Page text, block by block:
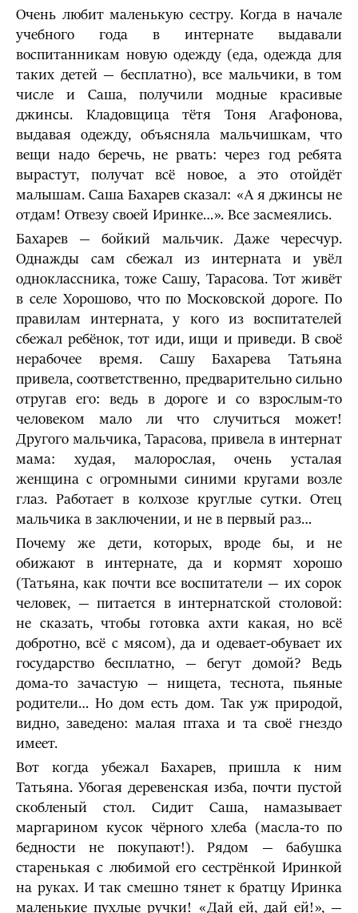
Очень любит маленькую сестру. Когда в начале
учебного года в интернате выдавали
воспитанникам новую одежду (еда, одежда для
таких детей — бесплатно), все мальчики, в том
числе и Саша, получили модные красивые
джинсы. Кладовщица тётя Тоня Агафонова,
выдавая одежду, объясняла мальчишкам, что
вещи надо беречь, не рвать: через год ребята
вырастут, получат всё новое, а это отойдёт
малышам. Саша Бахарев сказал: «А я джинсы не
отдам! Отвезу своей Иринке…». Все засмеялись.
Бахарев — бойкий мальчик. Даже чересчур.
Однажды сам сбежал из интерната и увёл
одноклассника, тоже Сашу, Тарасова. Тот живёт
в селе Хорошово, что по Московской дороге. По
правилам интерната, у кого из воспитателей
сбежал ребёнок, тот иди, ищи и приведи. В своё
нерабочее время. Сашу Бахарева Татьяна
привела, соответственно, предварительно сильно
отругав его: ведь в дороге и со взрослым-то
человеком мало ли что случиться может!
Другого мальчика, Тарасова, привела в интернат
мама: худая, малорослая, очень усталая
женщина с огромными синими кругами возле
глаз. Работает в колхозе круглые сутки. Отец
мальчика в заключении, и не в первый раз…
Почему же дети, которых, вроде бы, и не
обижают в интернате, да и кормят хорошо
(Татьяна, как почти все воспитатели — их сорок
человек, — питается в интернатской столовой:
не сказать, чтобы готовка ахти какая, но всё
добротно, всё с мясом), да и одевает-обувает их
государство бесплатно, — бегут домой? Ведь
дома-то зачастую — нищета, теснота, пьяные
родители… Но дом есть дом. Так уж природой,
видно, заведено: малая птаха и та своё гнездо
имеет.
Вот когда убежал Бахарев, пришла к ним
Татьяна. Убогая деревенская изба, почти пустой
скобленый стол. Сидит Саша, намазывает
маргарином кусок чёрного хлеба (масла-то по
бедности не покупают!). Рядом — бабушка
старенькая с любимой его сестрёнкой Иринкой
на руках. И так смешно тянет к братцу Иринка
маленькие пухлые ручки! «Дай ей, дай ей!», —